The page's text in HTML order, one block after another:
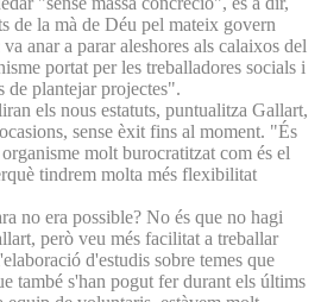
de la mà de Déu pel mateix govern
anar a parar aleshores als calaixos del
portat per les treballadores socials i
de plantejar projectes".
els nous estatuts, puntualitza Gallart,
sense èxit fins al moment. "És
molt burocratitzat com és el
tindrem molta més flexibilitat
no era possible? No és que no hagi
però veu més facilitat a treballar
d'estudis sobre temes que
també s'han pogut fer durant els últims